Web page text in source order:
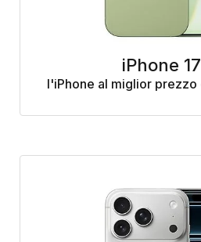
iPhone
l'iPhone al miglior prezzo